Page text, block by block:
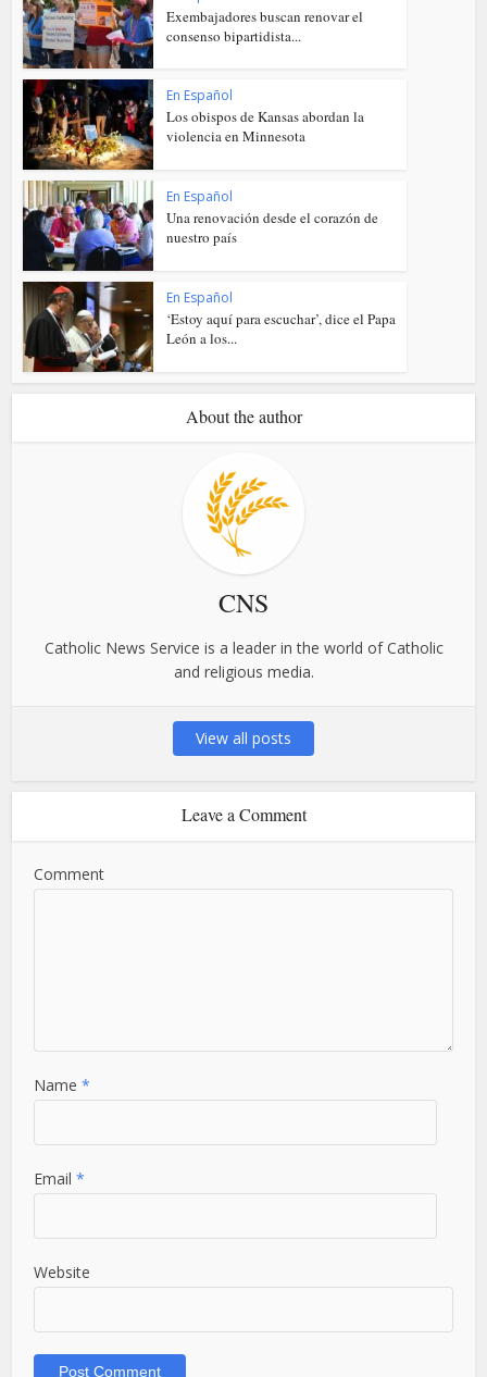
Exembajadores buscan renovar el
consenso bipartidista...
En Español
Los obispos de Kansas abordan la
violencia en Minnesota
En Español
Una renovación desde el corazón de
nuestro país
En Español
‘Estoy aquí para escuchar’, dice el Papa
León a los...
About the author
CNS
Catholic News Service is a leader in the world of Catholic
and religious media.
View all posts
Leave a Comment
Comment
Name*
Email*
Website